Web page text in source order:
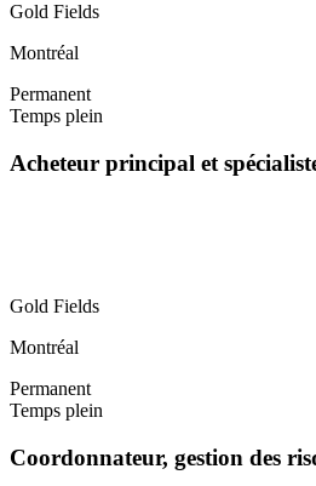
Gold Fields
Montréal
Permanent
Temps plein
Acheteur principal et
Gold Fields
Montréal
Permanent
Temps plein
Coordonnateur, gestion des